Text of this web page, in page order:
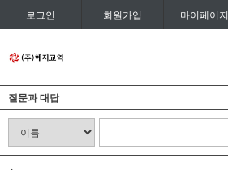
로그인 회원가입 마이페이지
질문과 대답